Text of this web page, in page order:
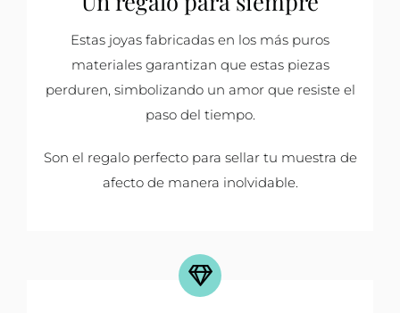
Estas joyas fabricadas en los más puros
materiales garantizan que estas piezas
perduren, simbolizando un amor que resiste el
paso del tiempo.
Son el regalo perfecto para sellar tu muestra de
afecto de manera inolvidable.